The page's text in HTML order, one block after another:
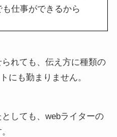
仕事ができるから
れても、伝え方に種類の
にも勤まりません。
しても、webライターの